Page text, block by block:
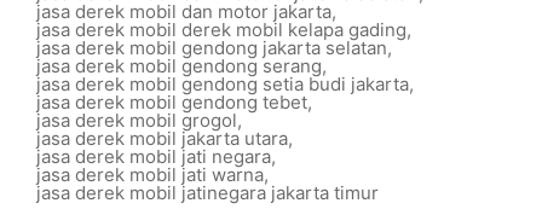
jasa derek mobil dan motor jakarta,
jasa derek mobil derek mobil kelapa gading,
jasa derek mobil gendong jakarta selatan,
jasa derek mobil gendong serang,
jasa derek mobil gendong setia budi jakarta,
jasa derek mobil gendong tebet,
jasa derek mobil grogol,
jasa derek mobil jakarta utara,
jasa derek mobil jati negara,
jasa derek mobil jati warna,
jasa derek mobil jatinegara jakarta timur